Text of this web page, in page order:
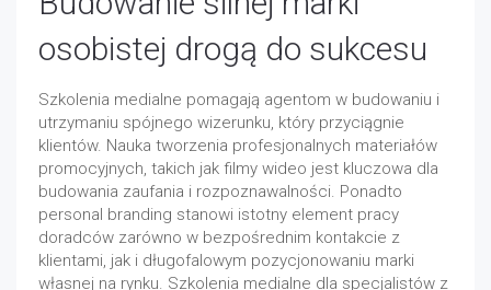
osobistej drogą do sukcesu
Szkolenia medialne pomagają agentom w budowaniu i
utrzymaniu spójnego wizerunku, który przyciągnie
klientów. Nauka tworzenia profesjonalnych materiałów
promocyjnych, takich jak filmy wideo jest kluczowa dla
budowania zaufania i rozpoznawalności. Ponadto
personal branding stanowi istotny element pracy
doradców zarówno w bezpośrednim kontakcie z
klientami, jak i długofalowym pozycjonowaniu marki
własnej na rynku. Szkolenia medialne dla specjalistów z